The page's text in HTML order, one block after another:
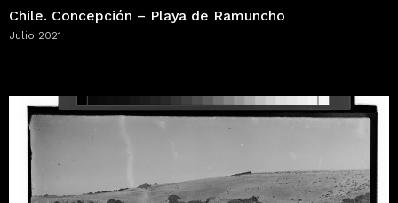
Chile. Concepción – Playa de Ramuncho
Julio 2021